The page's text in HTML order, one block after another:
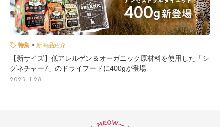
特集 新商品紹介
【新サイズ】低アレルゲン＆オーガニック原材料を使用した「シ
グネチャー7」のドライフードに400gが登場
2025.11.28